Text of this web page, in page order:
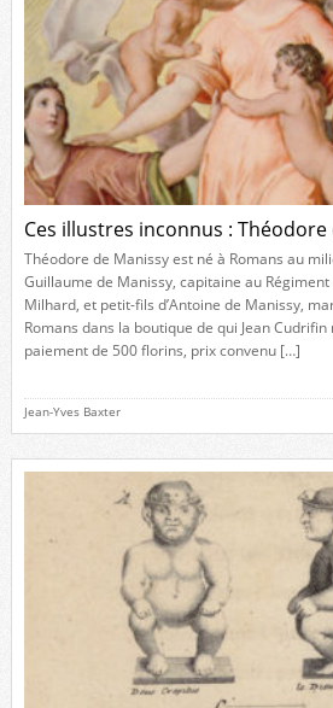
Ces illustres inconnus : Théodore
Théodore de Manissy est né à Romans au
Guillaume de Manissy, capitaine au Régiment
Milhard, et petit-fils d’Antoine de Manissy,
Romans dans la boutique de qui Jean
paiement de 500 florins, prix convenu […]
Jean-Yves Baxter